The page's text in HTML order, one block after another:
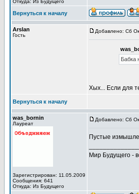
Откуда: Из Будущего
Вернуться к началу
Arslan
Гость
Добавлено: Сб
Бабка
Хых... Если для
Вернуться к началу
was_bornin
Лауреат
Зарегистрирован: 11.05.2009
Сообщения: 641
Откуда: Из Будущего
Добавлено: Сб
Пустые
Мир Будущего -